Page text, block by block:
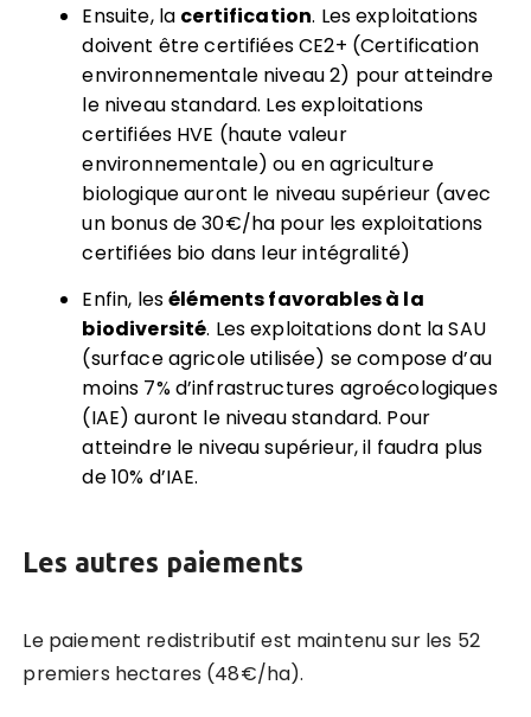
Ensuite, la certification. Les exploitations
doivent être certifiées CE2+ (Certification
environnementale niveau 2) pour atteindre
le niveau standard. Les exploitations
certifiées HVE (haute valeur
environnementale) ou en agriculture
biologique auront le niveau supérieur (avec
un bonus de 30€/ha pour les exploitations
certifiées bio dans leur intégralité)
Enfin, leséléments favorables à la
biodiversité. Les exploitations dont la SAU
(surface agricole utilisée) se compose d’au
moins 7% d’infrastructures agroécologiques
(IAE) auront le niveau standard. Pour
atteindre le niveau supérieur, il faudra plus
de 10% d’IAE.
Les autres paiements
Le paiement redistributif est maintenu sur les 52
premiers hectares (48€/ha).